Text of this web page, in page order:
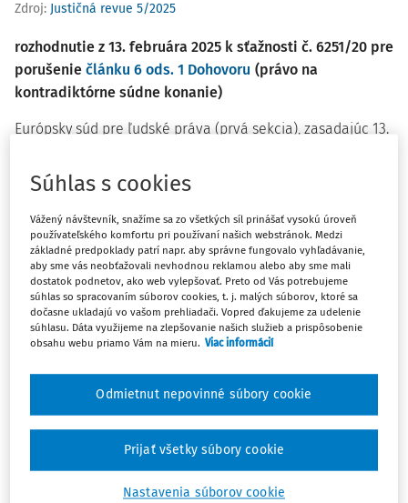
Zdroj: Justičná revue 5/2025
rozhodnutie z 13. februára 2025 k sťažnosti č. 6251/20 pre
porušenie článku 6 ods. 1 Dohovoru (právo na
kontradiktórne súdne konanie)
Európsky súd pre ľudské práva (prvá sekcia), zasadajúc 13.
Georgios A. Serghides, predseda, Alena Poláčková, Alain
Chablais, sudcovia,
a Liv Tigerstedt, zástupkyňa tajomníka sekcie,
vzhľadom na:
sťažnosť (č. 6251/20) proti Slovenskej republike podanú na
Súd podľačlánku 34 Dohovoru o ochrane ľudských práv a
2020 slovenským štátnym občanom pánom Milanom
Kiačekom (ďalej len "sťažovateľ"), narodeným v roku 1955,
žijúcim v Bratislave, ktorého zastupoval pán A. Werner,
advokát vykonávajúci svoju prax v Bratislave;
rozhodnutie oznámiť vláde Slovenskej republiky (ďalej len
Súhlas s cookies
Vážený návštevník, snažíme sa zo všetkých síl prinášať vysokú úroveň
používateľského komfortu pri používaní našich webstránok. Medzi
základné predpoklady patrí napr. aby správne fungovalo vyhľadávanie,
aby sme vás neobťažovali nevhodnou reklamou alebo aby sme mali
dostatok podnetov, ako web vylepšovať. Preto od Vás potrebujeme
súhlas so spracovaním súborov cookies, t. j. malých súborov, ktoré sa
dočasne ukladajú vo vašom prehliadači. Vopred ďakujeme za udelenie
súhlasu. Dáta využijeme na zlepšovanie našich služieb a prispôsobenie
obsahu webu priamo Vám na mieru. Viac informácií
Nastavenia súborov cookie
Odmietnut nepovinné súbory cookie
Prijať všetky súbory cookie